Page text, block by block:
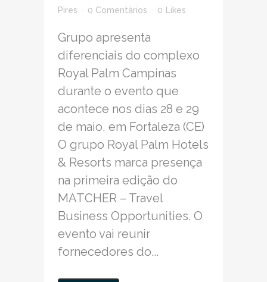
Pires
0 Comentários 0 Likes
Grupo apresenta
diferenciais do complexo
Royal Palm Campinas
durante o evento que
acontece nos dias 28 e 29
de maio, em Fortaleza (CE)
O grupo Royal Palm Hotels
& Resorts marca presença
na primeira edição do
MATCHER – Travel
Business Opportunities. O
evento vai reunir
fornecedores do...